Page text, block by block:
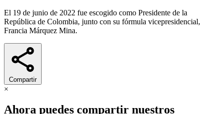
El 19 de junio de 2022 fue escogido como Presidente de la
República de Colombia, junto con su fórmula vicepresidencial,
Francia Márquez Mina.
Compartir
×
Ahora puedes compartir nuestros